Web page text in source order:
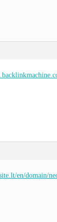
en/domain/